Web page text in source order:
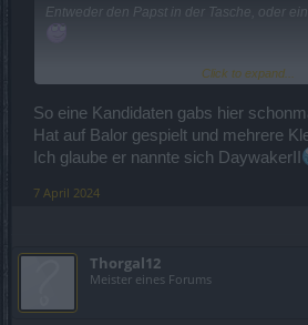
Entweder den Papst in der Tasche, oder
Ich habe bis jetzt immer noch kein
Click to expand...
So eine Kandidaten gabs hier
Hat auf Balor gespielt und mehrere
Ich glaube er nannte sich DaywakerII
7 April 2024
Thorgal12
Meister eines Forums